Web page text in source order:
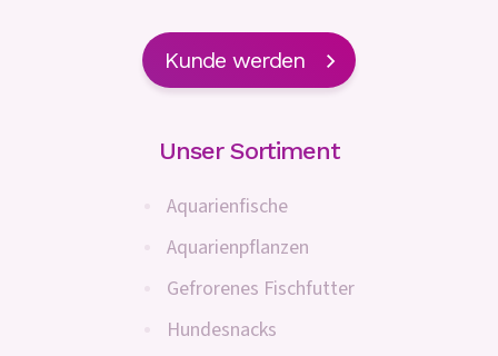
Kunde werden
Unser Sortiment
Aquarienfische
Aquarienpflanzen
Gefrorenes Fischfutter
Hundesnacks